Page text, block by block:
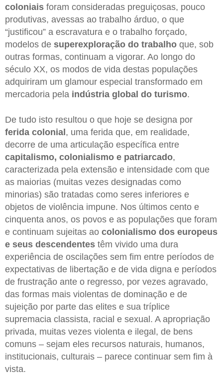
coloniais foram consideradas preguiçosas, pouco
produtivas, avessas ao trabalho árduo, o que
“justificou” a escravatura e o trabalho forçado,
modelos de superexploração do trabalho que, sob
outras formas, continuam a vigorar. Ao longo do
século XX, os modos de vida destas populações
adquiriram um glamour especial transformado em
mercadoria pela indústria global do turismo.
De tudo isto resultou o que hoje se designa por
ferida colonial , uma ferida que, em realidade,
decorre de uma articulação específica entre
capitalismo, colonialismo e patriarcado,
caracterizada pela extensão e intensidade com que
as maiorias (muitas vezes designadas como
minorias) são tratadas como seres inferiores e
objetos de violência impune. Nos últimos cento e
cinquenta anos, os povos e as populações que foram
e continuam sujeitas ao colonialismo dos europeus
e seus descendentes têm vivido uma dura
experiência de oscilações sem fim entre períodos de
expectativas de libertação e de vida digna e períodos
de frustração ante o regresso, por vezes agravado,
das formas mais violentas de dominação e de
sujeição por parte das elites e sua tríplice
supremacia classista, racial e sexual. A apropriação
privada, muitas vezes violenta e ilegal, de bens
comuns – sejam eles recursos naturais, humanos,
institucionais, culturais – parece continuar sem fim à
vista.